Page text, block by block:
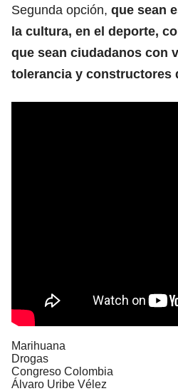
Segunda opción, que sean
la cultura, en el deporte,
que sean ciudadanos con
tolerancia y constructores
Marihuana
Drogas
Congreso Colombia
Álvaro Uribe Vélez